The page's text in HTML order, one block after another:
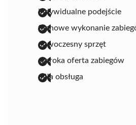
indywidualne podejście
fachowe wykonanie
nowoczesny sprzęt
szeroka oferta zabiegów
miła obsługa